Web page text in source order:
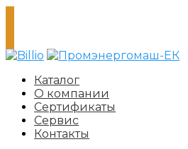
Каталог
О компании
Сертификаты
Сервис
Контакты